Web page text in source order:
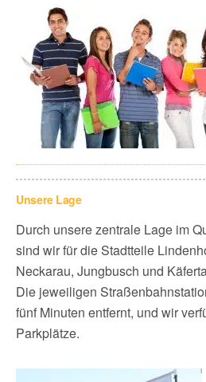
Unsere Lage
Durch unsere zentrale Lage im
sind wir für die Stadtteile
Neckarau, Jungbusch und
Die jeweiligen
fünf Minuten entfernt, und wir
Parkplätze.​